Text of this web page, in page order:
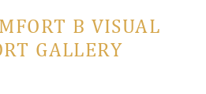
В VISUAL
GALLERY